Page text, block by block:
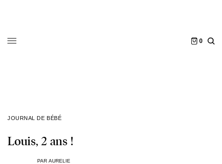
0
JOURNAL DE BÉBÉ
Louis, 2 ans !
PAR AURELIE